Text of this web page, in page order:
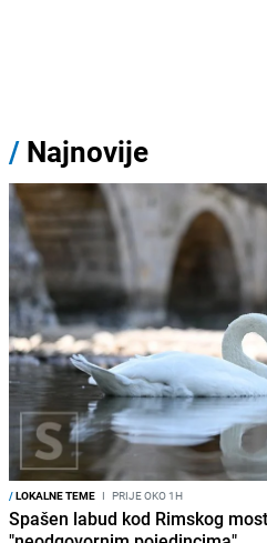
/ Najnovije
/LOKALNE TEME I PRIJE OKO 1H
Spašen labud kod Rimskog